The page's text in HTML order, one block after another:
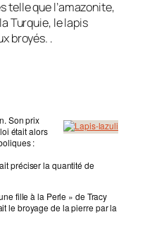
telle que l’amazonite,
Turquie, le lapis
broyés. .
Son prix
était alors
:
préciser la quantité de
fille à la Perle » de Tracy
le broyage de la pierre par la